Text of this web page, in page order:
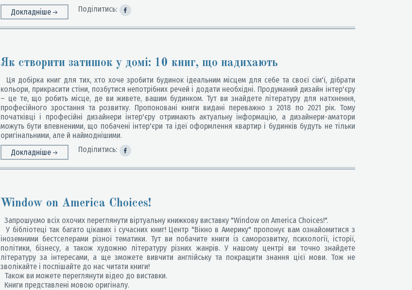
Докладніше
Поділитись:
Як створити затишок у домі: 10 книг, що надихають
Ця добірка книг для тих, хто хоче зробити будинок ідеальним місцем для себе та своєї сім'ї, дібрати
кольори, прикрасити стіни, позбутися непотрібних речей і додати необхідні. Продуманий дизайн інтер'єру
– це те, що робить місце, де ви живете, вашим будинком. Тут ви знайдете літературу для натхнення,
професійного зростання та розвитку. Пропоновані книги видані переважно з 2018 по 2021 рік. Тому
початківці і професійні дизайнери інтер'єру отримають актуальну інформацію, а дизайнери-аматори
можуть бути впевненими, що побачені інтер'єри та ідеї оформлення квартир і будинків будуть не тільки
оригінальними, але й наймоднішими.
Докладніше
Поділитись:
Window on America Choices!
Запрошуємо всіх охочих переглянути віртуальну книжкову виставку "Window on America Choices!".
У бібліотеці так багато цікавих і сучасних книг! Центр "Вікно в Америку" пропонує вам ознайомитися з
іноземними бестселерами різної тематики. Тут ви побачите книги із саморозвитку, психології, історії,
політики, бізнесу, а також художню літературу різних жанрів. У нашому центрі ви точно знайдете
літературу за інтересами, а ще зможете вивчити англійську та покращити знання цієї мови. Тож не
зволікайте і поспішайте до нас читати книги!
Також ви можете переглянути відео до виставки.
Книги представлені мовою оригіналу.